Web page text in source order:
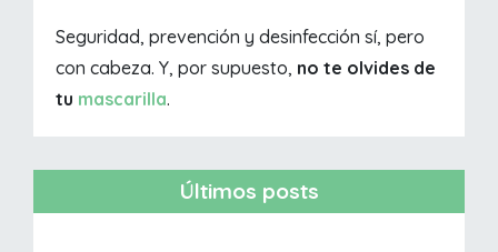
Seguridad, prevención y desinfección sí, pero
con cabeza. Y, por supuesto, no te olvides de
tu mascarilla.
Últimos posts